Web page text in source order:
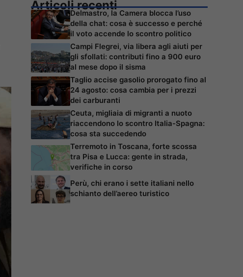
Articoli recenti
Delmastro, la Camera blocca l’uso
della chat: cosa è successo e perché
il voto accende lo scontro politico
Campi Flegrei, via libera agli aiuti per
gli sfollati: contributi fino a 900 euro
al mese dopo il sisma
Taglio accise gasolio prorogato fino al
24 agosto: cosa cambia per i prezzi
dei carburanti
Ceuta, migliaia di migranti a nuoto
riaccendono lo scontro Italia-Spagna:
cosa sta succedendo
Terremoto in Toscana, forte scossa
tra Pisa e Lucca: gente in strada,
verifiche in corso
Perù, chi erano i sette italiani nello
schianto dell’aereo turistico